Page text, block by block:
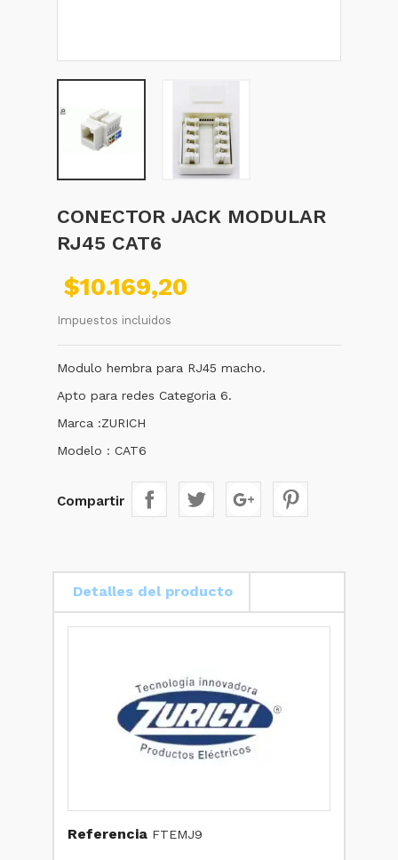
CONECTOR JACK MODULAR
RJ45 CAT6
$10.169,20
Impuestos incluidos
Modulo hembra para RJ45 macho.
Apto para redes Categoria 6.
Marca :ZURICH
Modelo : CAT6
Compartir
Detalles del producto
Referencia FTEMJ9